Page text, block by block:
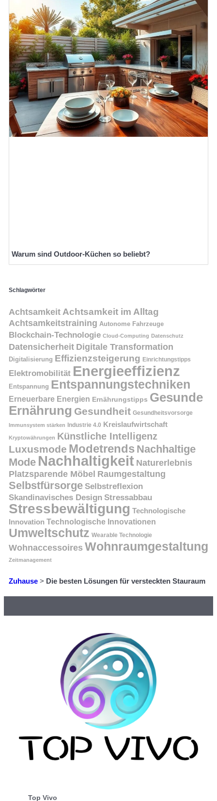
Warum sind Outdoor-Küchen so beliebt?
Schlagwörter
Achtsamkeit Achtsamkeit im Alltag
Achtsamkeitstraining Autonome Fahrzeuge
Blockchain-Technologie Cloud-Computing Datenschutz
Datensicherheit Digitale Transformation
Digitalisierung Effizienzsteigerung Einrichtungstipps
Elektromobilität Energieeffizienz
Entspannung Entspannungstechniken
Erneuerbare Energien Ernährungstipps Gesunde
Ernährung Gesundheit Gesundheitsvorsorge
Immunsystem stärken Industrie 4.0 Kreislaufwirtschaft
Kryptowährungen Künstliche Intelligenz
Luxusmode Modetrends Nachhaltige
Mode Nachhaltigkeit Naturerlebnis
Platzsparende Möbel Raumgestaltung
Selbstfürsorge Selbstreflexion
Skandinavisches Design Stressabbau
Stressbewältigung Technologische
Innovation Technologische Innovationen
Umweltschutz Wearable Technologie
Wohnaccessoires Wohnraumgestaltung
Zeitmanagement
Zuhause > Die besten Lösungen für versteckten Stauraum
Top Vivo